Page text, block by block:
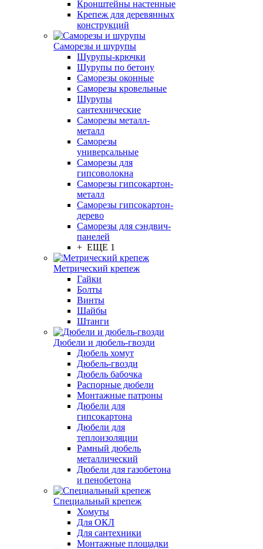
Кронштейны настенные
Крепеж для деревянных
конструкций
Саморезы и шурупы
Шурупы-крючки
Шурупы по бетону
Саморезы оконные
Саморезы кровельные
Шурупы
сантехнические
Саморезы металл-
металл
Саморезы
универсальные
Саморезы для
гипсоволокна
Саморезы гипсокартон-
металл
Саморезы гипсокартон-
дерево
Саморезы для сэндвич-
панелей
+ ЕЩЕ 1
Метрический крепеж
Гайки
Болты
Винты
Шайбы
Штанги
Дюбели и дюбель-гвозди
Дюбель хомут
Дюбель-гвозди
Дюбель бабочка
Распорные дюбели
Монтажные патроны
Дюбели для
гипсокартона
Дюбели для
теплоизоляции
Рамный дюбель
металлический
Дюбели для газобетона
и пенобетона
Специальный крепеж
Хомуты
Для ОКЛ
Для сантехники
Монтажные площадки